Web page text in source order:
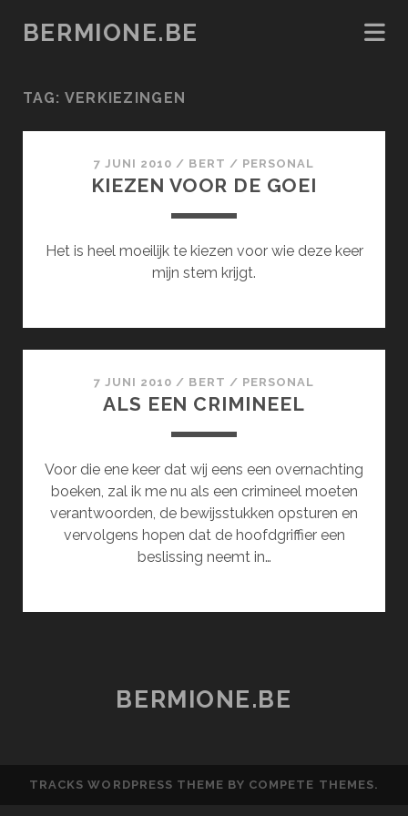
BERMIONE.BE
TAG: VERKIEZINGEN
7 JUNI 2010 / BERT / PERSONAL
KIEZEN VOOR DE GOEI
Het is heel moeilijk te kiezen voor wie deze keer
mijn stem krijgt.
7 JUNI 2010 / BERT / PERSONAL
ALS EEN CRIMINEEL
Voor die ene keer dat wij eens een overnachting
boeken, zal ik me nu als een crimineel moeten
verantwoorden, de bewijsstukken opsturen en
vervolgens hopen dat de hoofdgriffier een
beslissing neemt in…
BERMIONE.BE
TRACKS WORDPRESS THEME BY COMPETE THEMES.